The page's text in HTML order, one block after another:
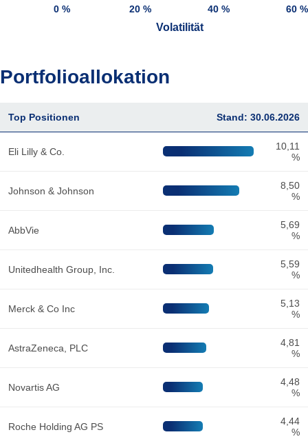
0 % 20 % 40 % 60 %
Volatilität
Portfolioallokation
Top Positionen Stand: 30.06.2026
Eli Lilly & Co.
10,11
%
Johnson & Johnson
8,50
%
AbbVie
5,69
%
Unitedhealth Group, Inc.
5,59
%
Merck & Co Inc
5,13
%
AstraZeneca, PLC
4,81
%
Novartis AG
4,48
%
Roche Holding AG PS
4,44
%